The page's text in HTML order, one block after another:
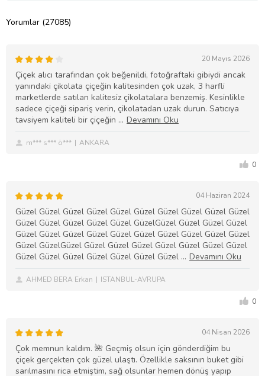
Yorumlar (27085)
20 Mayıs 2026
Çiçek alıcı tarafından çok beğenildi, fotoğraftaki gibiydi ancak
yanındaki çikolata çiçeğin kalitesinden çok uzak, 3 harfli
marketlerde satılan kalitesiz çikolatalara benzemiş. Kesinlikle
sadece çiçeği sipariş verin, çikolatadan uzak durun. Satıcıya
tavsiyem kaliteli bir çiçeğin
m*** s*** ö*** ANKARA
0
04 Haziran 2024
Güzel Güzel Güzel Güzel Güzel Güzel Güzel Güzel Güzel Güzel
Güzel Güzel Güzel Güzel Güzel GüzelGüzel Güzel Güzel Güzel
Güzel Güzel Güzel Güzel Güzel Güzel Güzel Güzel Güzel Güzel
Güzel GüzelGüzel Güzel Güzel Güzel Güzel Güzel Güzel Güzel
Güzel Güzel Güzel Güzel Güzel Güzel Güzel
AHMED BERA Erkan ISTANBUL-AVRUPA
0
04 Nisan 2026
Çok memnun kaldım. 🌺 Geçmiş olsun için gönderdiğim bu
çiçek gerçekten çok güzel ulaştı. Özellikle saksının buket gibi
sarılmasını rica etmiştim, sağ olsunlar hemen dönüş yapıp